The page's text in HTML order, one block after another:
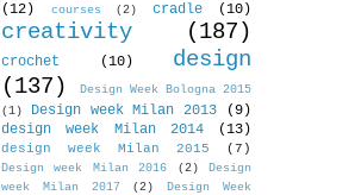
(12)
courses (2) cradle (10)
creativity (187)
crochet (10)
design
(137)
Design Week Bologna 2015
(1)
Design week Milan 2013
(9)
design week Milan 2014
(13)
design week Milan 2015 (7)
Design week Milan 2016 (2)
Design
week Milan 2017
(2)
Design Week